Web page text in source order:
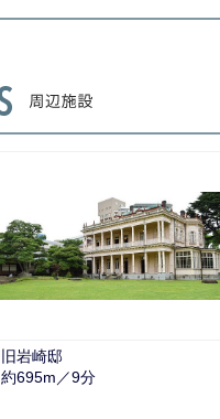
旧岩崎邸
約695m／9分